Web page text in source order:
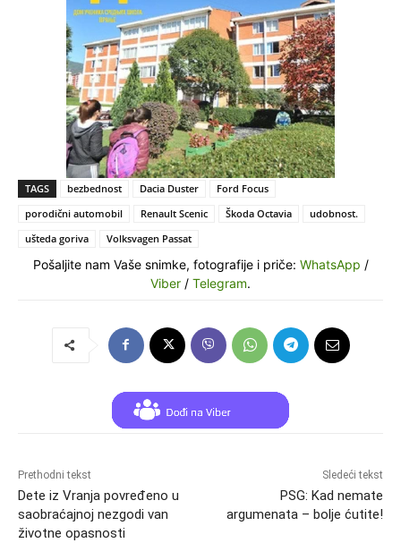
TAGS bezbednost Dacia Duster
Ford Focus
porodični automobil
Renault Scenic Škoda Octavia
udobnost.
ušteda goriva
Volksvagen Passat
Pošaljite nam Vaše snimke, fotografije i priče: WhatsApp /
Viber / Telegram.
Prethodni tekst
Dete iz Vranja povređeno u
saobraćajnoj nezgodi van
životne opasnosti
Sledeći tekst
PSG: Kad nemate
argumenata – bolje ćutite!